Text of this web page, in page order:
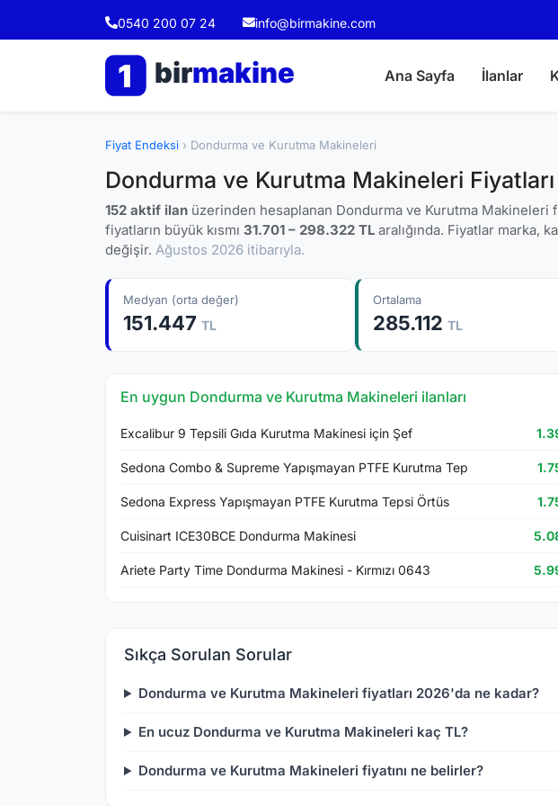
0540 200 07 24 info@birmakine.com
1 birmakine Ana Sayfa İlanlar
Fiyat Endeksi › Dondurma ve Kurutma Makineleri
Dondurma ve Kurutma Makineleri Fiyatları
152 aktif ilan üzerinden hesaplanan Dondurma ve Kurutma Makineleri
fiyatların büyük kısmı 31.701 – 298.322 TL aralığında. Fiyatlar marka,
değişir. Ağustos 2026 itibarıyla.
Medyan (orta değer)
151.447 TL
Ortalama
285.112 TL
En uygun Dondurma ve Kurutma Makineleri ilanları
Excalibur 9 Tepsili Gıda Kurutma Makinesi için Şef
Sedona Combo & Supreme Yapışmayan PTFE Kurutma Tep
Sedona Express Yapışmayan PTFE Kurutma Tepsi Örtüs
Cuisinart ICE30BCE Dondurma Makinesi
Ariete Party Time Dondurma Makinesi - Kırmızı 0643
Sıkça Sorulan Sorular
Dondurma ve Kurutma Makineleri fiyatları 2026'da ne kadar?
En ucuz Dondurma ve Kurutma Makineleri kaç TL?
Dondurma ve Kurutma Makineleri fiyatını ne belirler?